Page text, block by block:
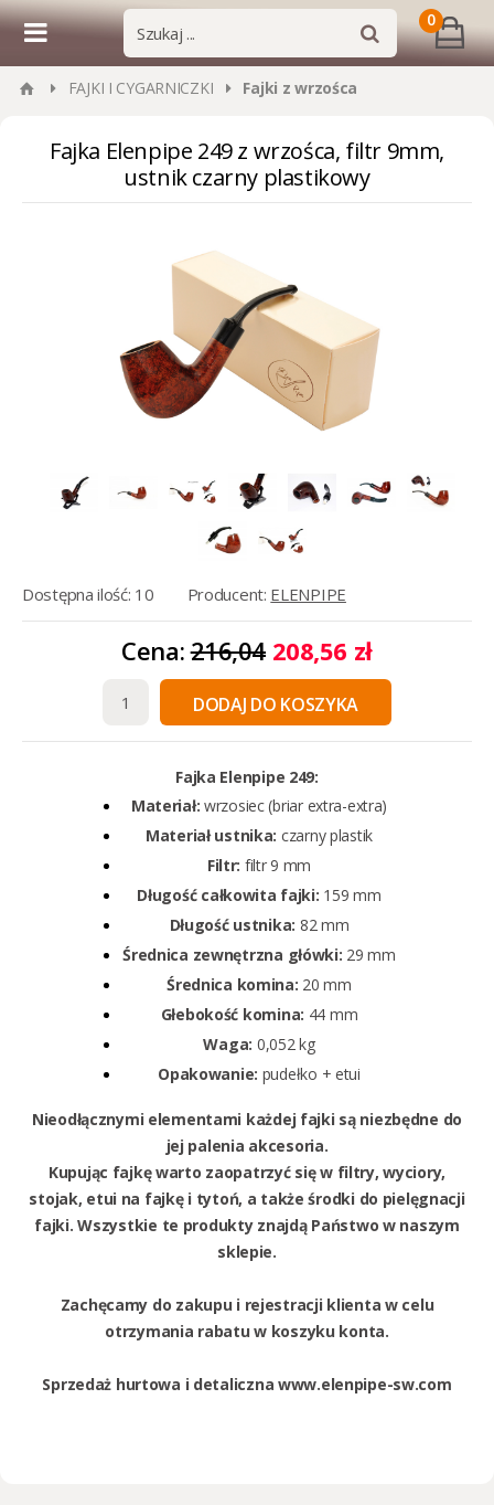
0
FAJKI I CYGARNICZKI Fajki z wrzośca
Fajka Elenpipe 249 z wrzośca, filtr 9mm,
ustnik czarny plastikowy
Dostępna ilość: 10 Producent: ELENPIPE
Cena:216,04 208,56 zł
DODAJ DO KOSZYKA
Fajka Elenpipe 249:
Materiał:wrzosiec (briar extra-extra)
Materiał ustnika: czarny plastik
Filtr: filtr 9 mm
Długość całkowita fajki: 159 mm
Długość ustnika: 82 mm
Średnica zewnętrzna główki: 29 mm
Średnica komina: 20 mm
Głebokość komina: 44 mm
Waga: 0,052 kg
Opakowanie: pudełko + etui
Nieodłącznymi elementami każdej fajki są niezbędne do
jej palenia akcesoria.
Kupując fajkę warto zaopatrzyć się w filtry, wyciory,
stojak, etui na fajkę i tytoń, a także środki do pielęgnacji
fajki. Wszystkie te produkty znajdą Państwo w naszym
sklepie.
Zachęcamy do zakupu i rejestracji klienta w celu
otrzymania rabatu w koszyku konta.
Sprzedaż hurtowa i detaliczna www.elenpipe-sw.com